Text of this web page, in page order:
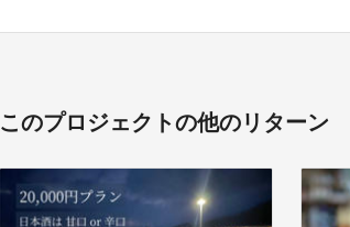
このプロジェクトの他のリターン